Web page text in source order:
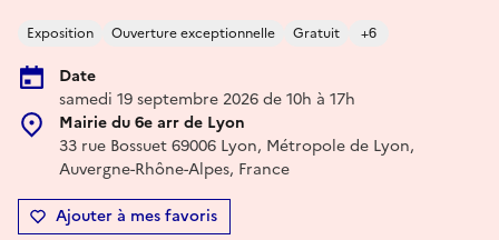
Exposition Ouverture exceptionnelle Gratuit +6
Date
samedi 19 septembre 2026 de 10h à 17h
Mairie du 6e arr de Lyon
33 rue Bossuet 69006 Lyon, Métropole de Lyon,
Auvergne-Rhône-Alpes, France
Ajouter à mes favoris